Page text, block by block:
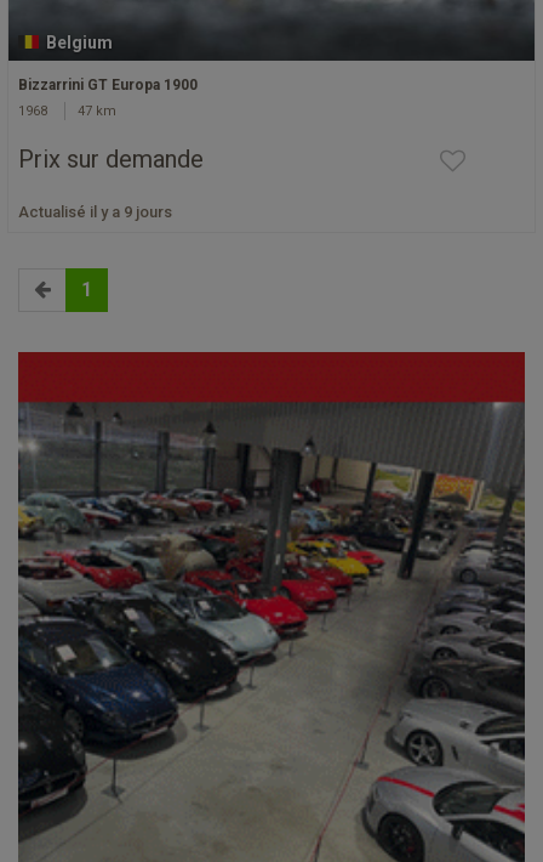
Belgium
Bizzarrini GT Europa 1900
1968 47 km
Prix sur demande
Actualisé il y a 9 jours
1